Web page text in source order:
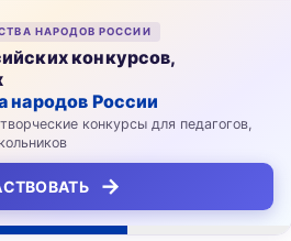
НАРОДОВ РОССИИ
конкурсов,
народов России
конкурсы для педагогов,
→